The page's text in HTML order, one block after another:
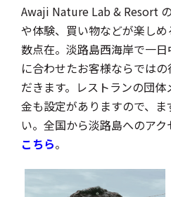
Awaji Nature Lab & Resort
や体験、買い物などが楽し
数点在。淡路島西海岸で一
に合わせたお客様ならでは
だきます。レストランの団
金も設定がありますので、ま
い。全国から淡路島へのア
こちら。